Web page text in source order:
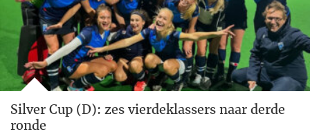
Silver Cup (D): zes vierdeklassers naar derde
ronde